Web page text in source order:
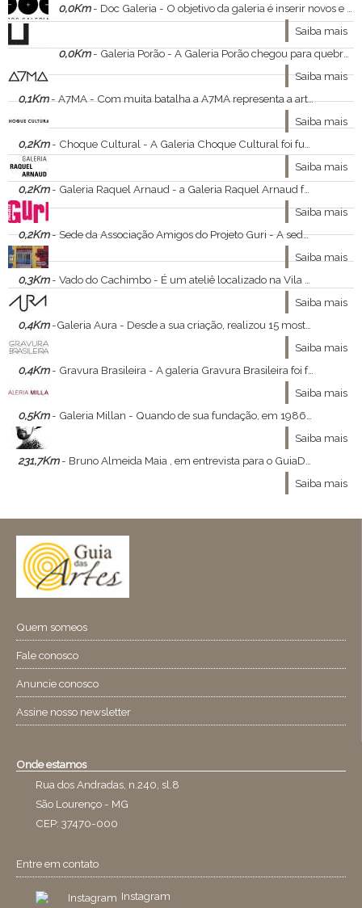
0,0Km- Doc Galeria - O objetivo da galeria é inserir novos e experientes profissionais no mercado das artes
Saiba mais
0,0Km- Galeria Porão - A Galeria Porão chegou para quebrar todos os paradigmas e tornar a arte acessível a todos.
Saiba mais
0,1Km- A7MA - Com muita batalha a A7MA representa a arte que nasceu nas ruas
Saiba mais
0,2Km- Choque Cultural - A Galeria Choque Cultural foi fundada em 2004 e transformou-se numa das principais referências globais
Saiba mais
0,2Km- Galeria Raquel Arnaud - a Galeria Raquel Arnaud foi criada em 1973, com o nome de Gabinete de Arte.
Saiba mais
0,2Km- Sede da Associação Amigos do Projeto Guri - A sede do Projeto Guri, fica localizada em São Paulo.
Saiba mais
0,3Km- Vado do Cachimbo - É um ateliê localizado na Vila Madalena, em São Paulo.
Saiba mais
0,4Km-Galeria Aura - Desde a sua criação, realizou 15 mostras entre Porto Alegre e São Paulo – além de ter participado de feiras de arte e apoiado projetos expositivos.
Saiba mais
0,4Km- Gravura Brasileira - A galeria Gravura Brasileira foi fundada em 1998 por Alberto Fuks e Eduardo Besen com a proposta de mostrar a gravura histórica e contemporânea em toda a sua diversidade com exposições temporárias e obras de acervo.
Saiba mais
0,5Km- Galeria Millan - Quando de sua fundação, em 1986, a Galeria Millan buscava apresentar relações entre a produção dos artistas contemporâneos que representava e os artistas modernos que influenciaram sua formação.
Saiba mais
231,7Km- Bruno Almeida Maia , em entrevista para o GuiaDasArtes - Bruno Almeida Maia , ministrante do curso Constelações Visionárias , a relação entre moda , arte e filosofia nos concedeu a ótima entrevista que se segue :
Saiba mais
Quem someos
Fale conosco
Anuncie conosco
Assine nosso newsletter
Onde estamos
Rua dos Andradas, n.240, sl.8
São Lourenço - MG
CEP: 37470-000
Entre em contato
Instagram